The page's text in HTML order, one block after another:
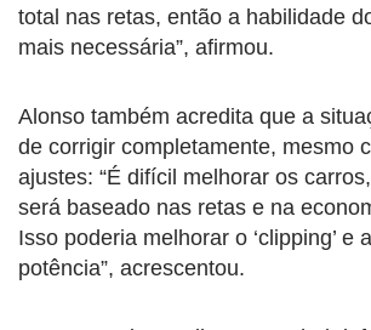
total nas retas, então a habilidade
mais necessária”, afirmou.
Alonso também acredita que a
de corrigir completamente, mesmo
ajustes: “É difícil melhorar os
será baseado nas retas e na
Isso poderia melhorar o ‘clipping’ e
potência”, acrescentou.